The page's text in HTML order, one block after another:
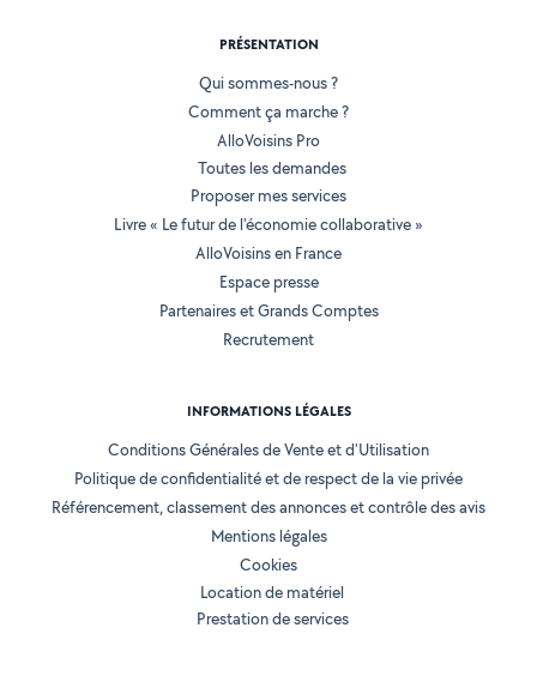
PRÉSENTATION
Qui sommes-nous ?
Comment ça marche ?
AlloVoisins Pro
Toutes les demandes
Proposer mes services
Livre « Le futur de l'économie collaborative »
AlloVoisins en France
Espace presse
Partenaires et Grands Comptes
Recrutement
INFORMATIONS LÉGALES
Conditions Générales de Vente et d'Utilisation
Politique de confidentialité et de respect de la vie privée
Référencement, classement des annonces et contrôle des avis
Mentions légales
Cookies
Location de matériel
Prestation de services